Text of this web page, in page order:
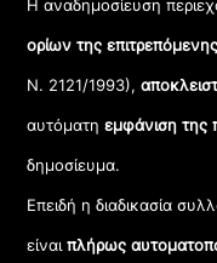
Η αναδημοσίευση
ορίων της
Ν. 2121/1993),
αυτόματηεμφάνιση της
δημοσίευμα.
Επειδή η διαδικασία
είναιπλήρως